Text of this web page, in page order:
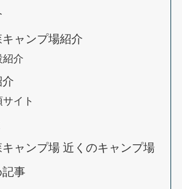
ャンプ場紹介
紹介
サイト
ャンプ場 近くのキャンプ場
記事